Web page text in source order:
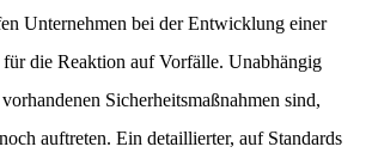
Unternehmen bei der Entwicklung einer
die Reaktion auf Vorfälle. Unabhängig
Sicherheitsmaßnahmen sind,
auftreten. Ein detaillierter, auf Standards